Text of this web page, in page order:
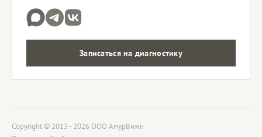
Записаться на диагностику
Copyright © 2013–2026 ООО АмурВижн